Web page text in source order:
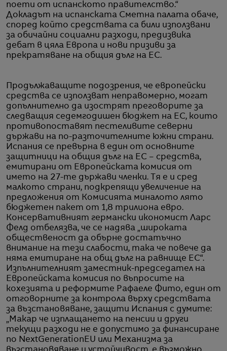
поети от испанското правителство.“
Докладът на испанската Сметна палата обаче,
според който средствата са били използвани
за обичайни социални разходи, предизвика
дебат в цяла Европа и нови призиви за
прекратяване на общия дълг на ЕС.
Продължаващите подозрения, че европейски
средства се използват неправомерно, могат
допълнително да изострят преговорите за
следващия седемгодишен бюджет на ЕС, които
противопоставят пестеливите северни
държави на по-разточителните южни страни.
Испания се превърна в един от основните
защитници на общия дълг на ЕС – средства,
емитирани от Европейската комисия от
името на 27-те държави членки. Тя е и сред
малкото страни, подкрепящи увеличение на
предложения от Комисията миналото лято
бюджетен пакет от 1,8 трилиона евро.
Консервативният германски икономист Ларс
Фелд отбелязва, че се надява „широката
общественост да обърне достатъчно
внимание на тези слабости, така че повече да
няма емитиране на общ дълг на равнище ЕС“.
Изпълнителният заместник-председател на
Европейската комисия по въпросите на
кохезията и реформите Рафаеле Фито, един от
отговорните за контрола върху средствата
за възстановяване, защити Испания с думите:
„Макар че изплащането на пенсии и други
текущи разходи не е допустимо за финансиране
по NextGenerationEU или Механизма за